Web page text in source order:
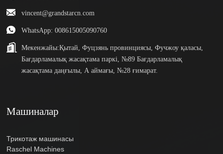
vincent@grandstarcn.com
WhatsApp: 008615005090760
Мекенжайы:Қытай, Фуцзянь провинциясы, Фучжоу қаласы,
Бағдарламалық жасақтама паркі, №89 Бағдарламалық
жасақтама даңғылы, А аймағы, №28 ғимарат.
Машиналар
Трикотаж машинасы
Raschel Machines